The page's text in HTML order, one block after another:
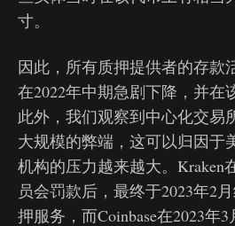
寸。
因此，所有质押提供者的存款
在2022年中期急剧下降，并在
此外，我们观察到中心化交易
大规模的弊端，这可以归因于
机构的压力越来越大。Kraken
员会罚款后，最终于2023年2
押服务，而Coinbase在2023年